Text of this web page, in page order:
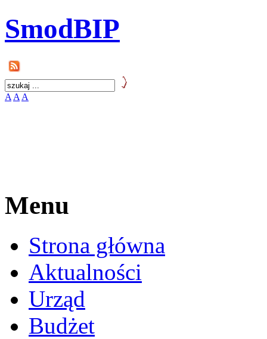
SmodBIP
A A A
Menu
Strona główna
Aktualności
Urząd
Budżet